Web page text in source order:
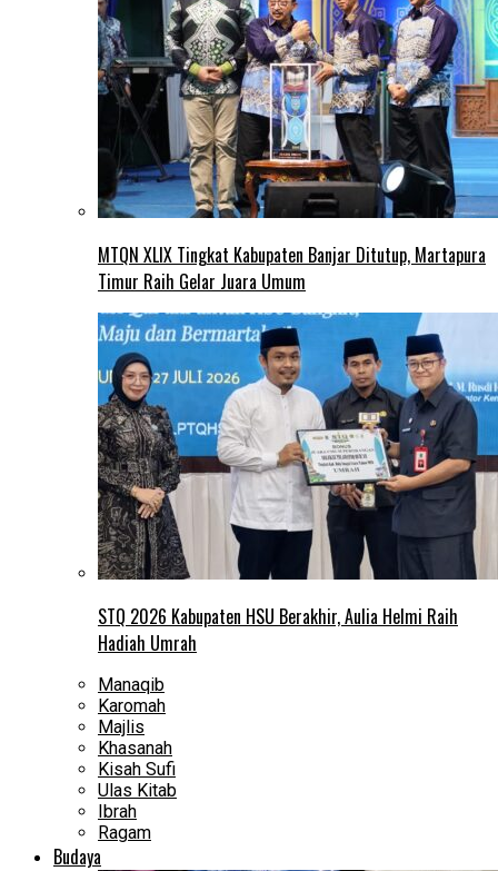
MTQN XLIX Tingkat Kabupaten Banjar Ditutup, Martapura
Timur Raih Gelar Juara Umum
STQ 2026 Kabupaten HSU Berakhir, Aulia Helmi Raih
Hadiah Umrah
Manaqib
Karomah
Majlis
Khasanah
Kisah Sufi
Ulas Kitab
Ibrah
Ragam
Budaya